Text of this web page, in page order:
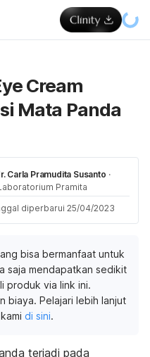
Cream
Mata Panda
Carla Pramudita Susanto ·
Pramita
diperbarui 25/04/2023
bisa bermanfaat untuk
saja mendapatkan sedikit
produk via link ini.
biaya. Pelajari lebih lanjut
di sini.
terjadi pada